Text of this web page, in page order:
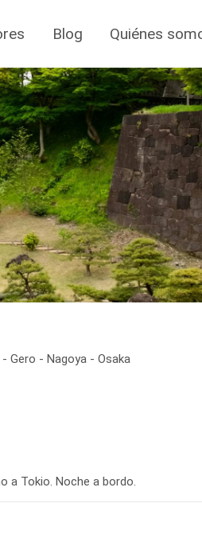
Blog Quiénes
Gero - Nagoya - Osaka
a Tokio. Noche a bordo.